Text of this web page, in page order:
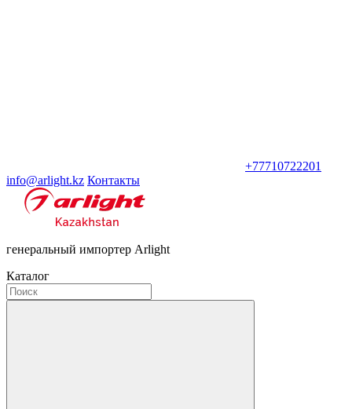
+77710722201
info@arlight.kz Контакты
генеральный импортер Arlight
Каталог